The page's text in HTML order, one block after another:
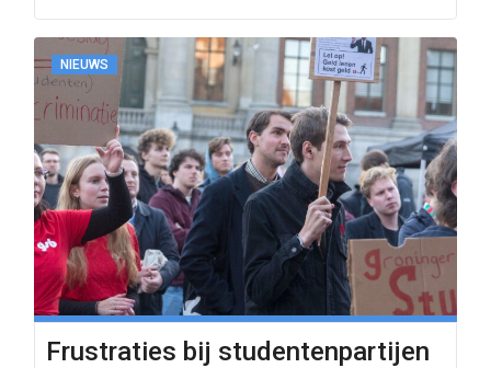
NIEUWS
Frustraties bij studentenpartijen